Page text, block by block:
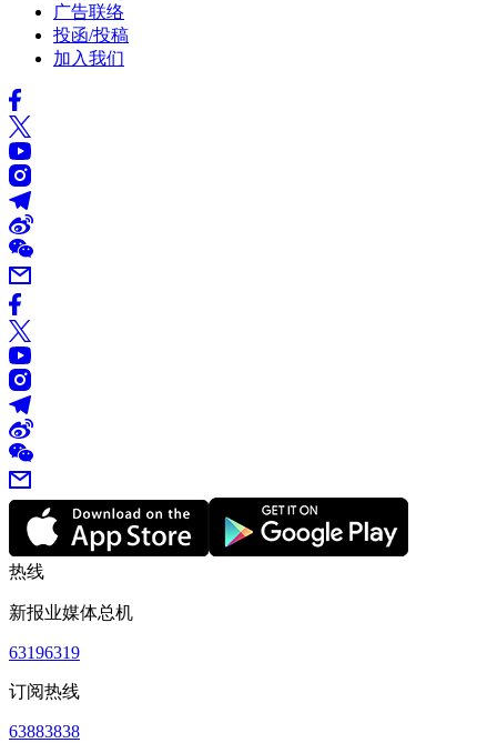
广告联络
投函/投稿
加入我们
热线
新报业媒体总机
63196319
订阅热线
63883838